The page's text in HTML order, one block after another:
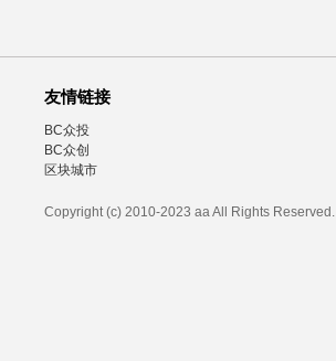
友情链接
BC众投
BC众创
区块城市
Copyright (c) 2010-2023 aa All Rights Reserved.